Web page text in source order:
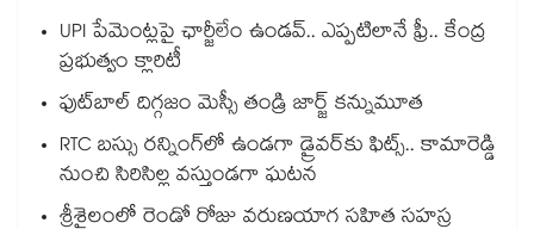
UPI పేమెంట్లపై ఛార్జీలేం ఉండవ్.. ఎప్పటిలానే ఫ్రీ.. కేంద్ర
ప్రభుత్వం క్లారిటీ
ఫుట్‎బాల్ దిగ్గజం మెస్సీ తండ్రి జార్జ్ కన్నుమూత
RTC బస్సు రన్నింగ్⁫లో ఉండగా డ్రైవర్‌కు ఫిట్స్.. కామారెడ్డి
నుంచి సిరిసిల్ల వస్తుండగా ఘటన
శ్రీశైలంలో రెండో రోజు వరుణయాగ సహిత సహస్ర